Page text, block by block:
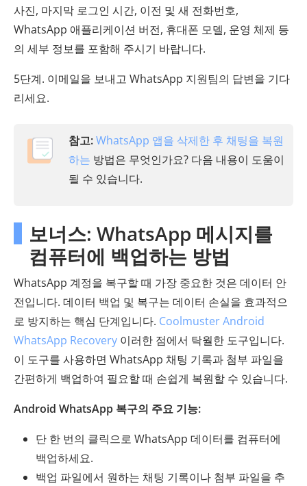
사진, 마지막 로그인 시간, 이전 및 새 전화번호,
WhatsApp 애플리케이션 버전, 휴대폰 모델, 운영 체제 등
의 세부 정보를 포함해 주시기 바랍니다.
5단계. 이메일을 보내고 WhatsApp 지원팀의 답변을 기다
리세요.
참고:WhatsApp 앱을 삭제한 후 채팅을 복원
하는 방법은 무엇인가요? 다음 내용이 도움이
될 수 있습니다.
보너스: WhatsApp 메시지를
컴퓨터에 백업하는 방법
WhatsApp 계정을 복구할 때 가장 중요한 것은 데이터 안
전입니다. 데이터 백업 및 복구는 데이터 손실을 효과적으
로 방지하는 핵심 단계입니다. Coolmuster Android
WhatsApp Recovery 이러한 점에서 탁월한 도구입니다.
이 도구를 사용하면 WhatsApp 채팅 기록과 첨부 파일을
간편하게 백업하여 필요할 때 손쉽게 복원할 수 있습니다.
Android WhatsApp 복구의 주요 기능:
단 한 번의 클릭으로 WhatsApp 데이터를 컴퓨터에
백업하세요.
백업 파일에서 원하는 채팅 기록이나 첨부 파일을 추